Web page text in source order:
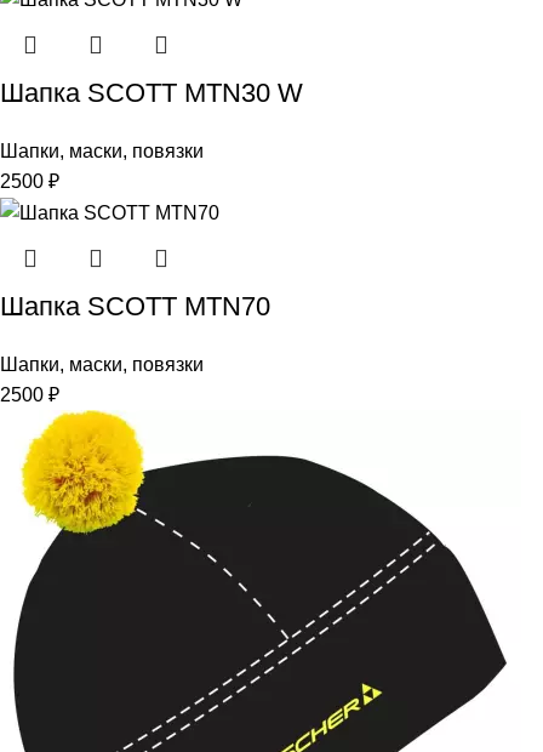
Шапка SCOTT MTN30 W
Шапки, маски, повязки
2500 ₽
Шапка SCOTT MTN70
Шапки, маски, повязки
2500 ₽